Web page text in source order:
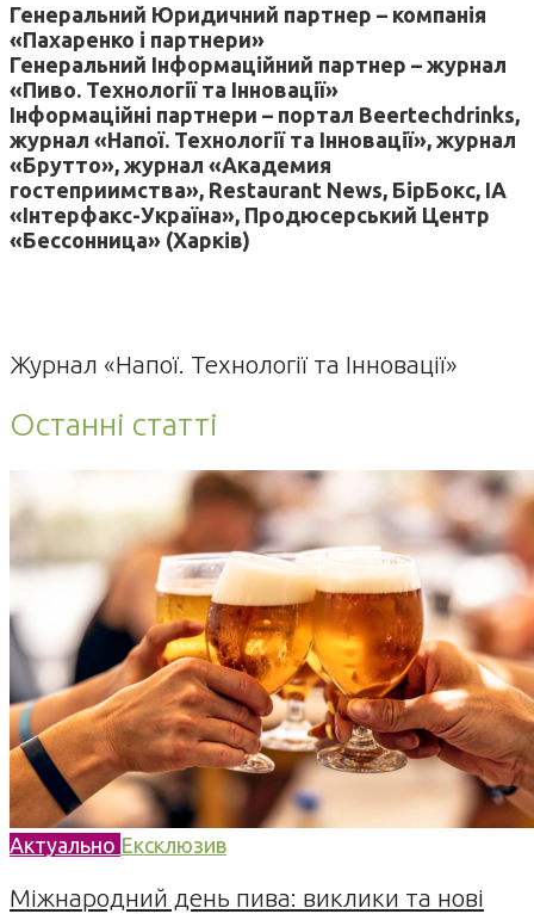
Генеральний Юридичний партнер – компанія
«Пахаренко і партнери»
Генеральний Інформаційний партнер – журнал
«Пиво. Технології та Інновації»
Інформаційні партнери – портал Beertechdrinks,
журнал «Напої. Технології та Інновації», журнал
«Брутто», журнал «Академия
гостеприимства», Restaurant News, БірБокс, ІА
«Інтерфакс-Україна», Продюсерський Центр
«Бессонница» (Харків)
Журнал «Напої. Технології та Інновації»
Останні статті
Актуально Ексклюзив
Міжнародний день пива: виклики та нові